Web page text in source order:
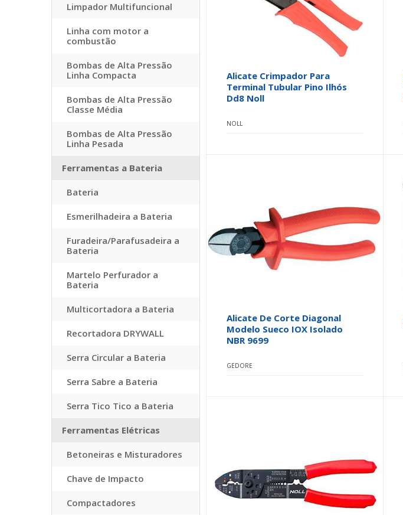
Limpador Multifuncional
Linha com motor a
combustão
Bombas de Alta Pressão
Linha Compacta
Bombas de Alta Pressão
Classe Média
Bombas de Alta Pressão
Linha Pesada
Ferramentas a Bateria
Bateria
Esmerilhadeira a Bateria
Furadeira/Parafusadeira a
Bateria
Martelo Perfurador a
Bateria
Multicortadora a Bateria
Recortadora DRYWALL
Serra Circular a Bateria
Serra Sabre a Bateria
Serra Tico Tico a Bateria
Ferramentas Elétricas
Betoneiras e Misturadores
Chave de Impacto
Compactadores
Alicate Crimpador Para
Terminal Tubular Pino Ilhós
Dd8 Noll
NOLL
Alicate De Corte Diagonal
Modelo Sueco IOX Isolado
NBR 9699
GEDORE